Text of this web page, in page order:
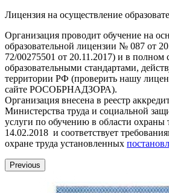
Лицензия на осуществление
Организация проводит обучение на
образовательной лицензии № 087 от
72/00275501 от 20.11.2017) и в полном
образовательными стандартами,
территории РФ (проверить нашу
сайте РОСОБРНАДЗОРА).
Организация внесена в реестр
Министерства труда и социальной
услуги по обучению в области охраны
14.02.2018 и соответствует
охране труда установленных
Previous